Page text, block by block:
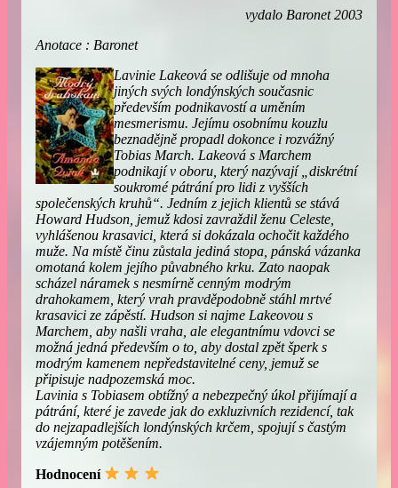
vydalo Baronet 2003
Anotace : Baronet
Lavinie Lakeová se odlišuje od mnoha
jiných svých londýnských současnic
především podnikavostí a uměním
mesmerismu. Jejímu osobnímu kouzlu
beznadějně propadl dokonce i rozvážný
Tobias March. Lakeová s Marchem
podnikají v oboru, který nazývají „diskrétní
soukromé pátrání pro lidi z vyšších
společenských kruhů“. Jedním z jejich klientů se stává
Howard Hudson, jemuž kdosi zavraždil ženu Celeste,
vyhlášenou krasavici, která si dokázala ochočit každého
muže. Na místě činu zůstala jediná stopa, pánská vázanka
omotaná kolem jejího půvabného krku. Zato naopak
scházel náramek s nesmírně cenným modrým
drahokamem, který vrah pravděpodobně stáhl mrtvé
krasavici ze zápěstí. Hudson si najme Lakeovou s
Marchem, aby našli vraha, ale elegantnímu vdovci se
možná jedná především o to, aby dostal zpět šperk s
modrým kamenem nepředstavitelné ceny, jemuž se
připisuje nadpozemská moc.
Lavinia s Tobiasem obtížný a nebezpečný úkol přijímají a
pátrání, které je zavede jak do exkluzivních rezidencí, tak
do nejzapadlejších londýnských krčem, spojují s častým
vzájemným potěšením.
Hodnocení